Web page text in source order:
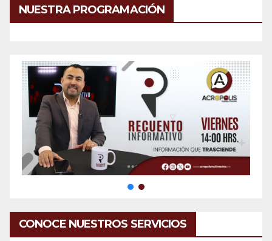
NUESTRA PROGRAMACIÓN
CONOCE NUESTROS SERVICIOS